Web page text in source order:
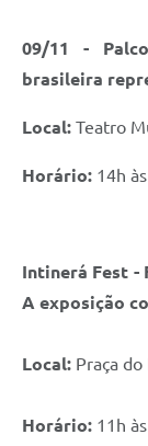
09/11 -
brasileira
Local: Teatro
Horário: 14h
Intinerá Fest
A exposição
Local: Praça
Horário: 11h